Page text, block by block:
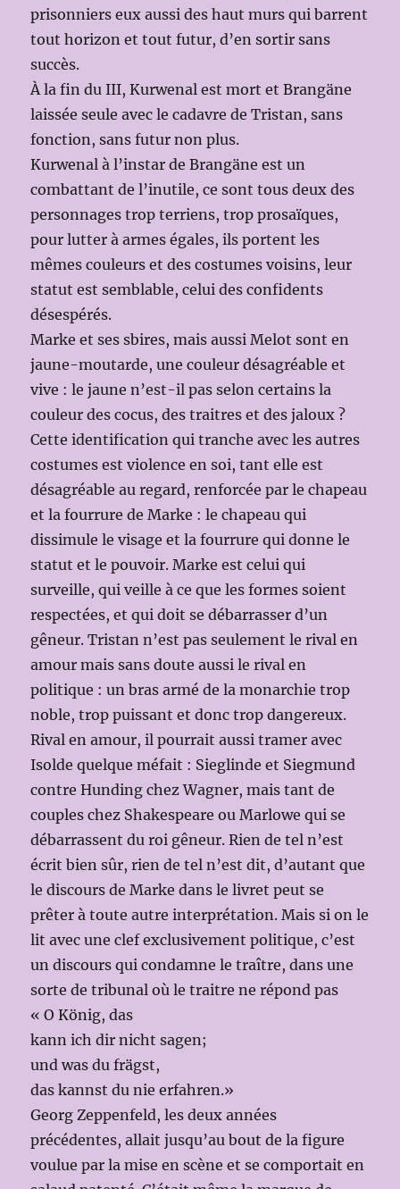
prisonniers eux aussi des haut murs qui barrent
tout horizon et tout futur, d’en sortir sans
succès.
À la fin du III, Kurwenal est mort et Brangäne
laissée seule avec le cadavre de Tristan, sans
fonction, sans futur non plus.
Kurwenal à l’instar de Brangäne est un
combattant de l’inutile, ce sont tous deux des
personnages trop terriens, trop prosaïques,
pour lutter à armes égales, ils portent les
mêmes couleurs et des costumes voisins, leur
statut est semblable, celui des confidents
désespérés.
Marke et ses sbires, mais aussi Melot sont en
jaune-moutarde, une couleur désagréable et
vive : le jaune n’est-il pas selon certains la
couleur des cocus, des traitres et des jaloux ?
Cette identification qui tranche avec les autres
costumes est violence en soi, tant elle est
désagréable au regard, renforcée par le chapeau
et la fourrure de Marke : le chapeau qui
dissimule le visage et la fourrure qui donne le
statut et le pouvoir. Marke est celui qui
surveille, qui veille à ce que les formes soient
respectées, et qui doit se débarrasser d’un
gêneur. Tristan n’est pas seulement le rival en
amour mais sans doute aussi le rival en
politique : un bras armé de la monarchie trop
noble, trop puissant et donc trop dangereux.
Rival en amour, il pourrait aussi tramer avec
Isolde quelque méfait : Sieglinde et Siegmund
contre Hunding chez Wagner, mais tant de
couples chez Shakespeare ou Marlowe qui se
débarrassent du roi gêneur. Rien de tel n’est
écrit bien sûr, rien de tel n’est dit, d’autant que
le discours de Marke dans le livret peut se
prêter à toute autre interprétation. Mais si on le
lit avec une clef exclusivement politique, c’est
un discours qui condamne le traître, dans une
sorte de tribunal où le traitre ne répond pas
« O König, das
kann ich dir nicht sagen;
und was du frägst,
das kannst du nie erfahren.»
Georg Zeppenfeld, les deux années
précédentes, allait jusqu’au bout de la figure
voulue par la mise en scène et se comportait en